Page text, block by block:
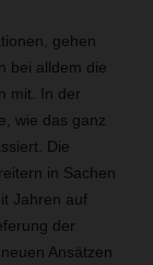
gehen
bei alldem die
mit. In der
wie das ganz
Die
in Sachen
Jahren auf
der
Ansätzen